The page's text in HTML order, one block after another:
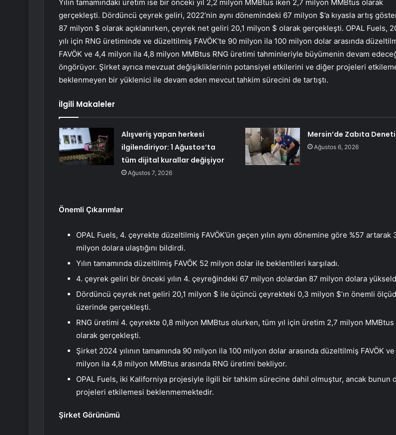
Yılın tamamındaki üretim ise bir önceki yıl 2,2 milyon MMBtus iken 2,7 milyon MMBtus olarak
gerçekleşti. Dördüncü çeyrek geliri, 2022’nin aynı dönemindeki 67 milyon $’a kıyasla artış
87 milyon $ olarak açıklanırken, çeyrek net geliri 20,1 milyon $ olarak gerçekleşti. OPAL Fuels,
yılı için RNG üretiminde ve düzeltilmiş FAVÖK’te 90 milyon ila 100 milyon dolar arasında
FAVÖK ve 4,4 milyon ila 4,8 milyon MMBtus RNG üretimi tahminleriyle büyümenin devam
öngörüyor. Şirket ayrıca mevzuat değişikliklerinin potansiyel etkilerini ve diğer projeleri
beklenmeyen bir yüklenici ile devam eden mevcut tahkim sürecini de tartıştı.
İlgili Makaleler
Alışveriş yapan herkesi
ilgilendiriyor: 1 Ağustos’ta
tüm dijital kurallar değişiyor
Ağustos 7, 2026
Mersin’de Zabıta
Ağustos 6, 2026
Önemli Çıkarımlar
OPAL Fuels, 4. çeyrekte düzeltilmiş FAVÖK’ün geçen yılın aynı dönemine göre %57 artarak
milyon dolara ulaştığını bildirdi.
Yılın tamamında düzeltilmiş FAVÖK 52 milyon dolar ile beklentileri karşıladı.
4. çeyrek geliri bir önceki yılın 4. çeyreğindeki 67 milyon dolardan 87 milyon dolara
Dördüncü çeyrek net geliri 20,1 milyon $ ile üçüncü çeyrekteki 0,3 milyon $’ın önemli
üzerinde gerçekleşti.
RNG üretimi 4. çeyrekte 0,8 milyon MMBtus olurken, tüm yıl için üretim 2,7 milyon MMBtus
olarak gerçekleşti.
Şirket 2024 yılının tamamında 90 milyon ila 100 milyon dolar arasında düzeltilmiş FAVÖK
milyon ila 4,8 milyon MMBtus arasında RNG üretimi bekliyor.
OPAL Fuels, iki Kaliforniya projesiyle ilgili bir tahkim sürecine dahil olmuştur, ancak bunun
projeleri etkilemesi beklenmemektedir.
Şirket Görünümü